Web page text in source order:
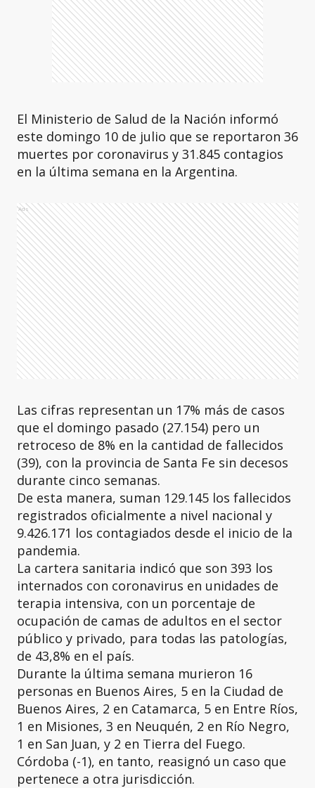
El Ministerio de Salud de la Nación informó
este domingo 10 de julio que se reportaron 36
muertes por coronavirus y 31.845 contagios
en la última semana en la Argentina.
Ads
Las cifras representan un 17% más de casos
que el domingo pasado (27.154) pero un
retroceso de 8% en la cantidad de fallecidos
(39), con la provincia de Santa Fe sin decesos
durante cinco semanas.
De esta manera, suman 129.145 los fallecidos
registrados oficialmente a nivel nacional y
9.426.171 los contagiados desde el inicio de la
pandemia.
La cartera sanitaria indicó que son 393 los
internados con coronavirus en unidades de
terapia intensiva, con un porcentaje de
ocupación de camas de adultos en el sector
público y privado, para todas las patologías,
de 43,8% en el país.
Durante la última semana murieron 16
personas en Buenos Aires, 5 en la Ciudad de
Buenos Aires, 2 en Catamarca, 5 en Entre Ríos,
1 en Misiones, 3 en Neuquén, 2 en Río Negro,
1 en San Juan, y 2 en Tierra del Fuego.
Córdoba (-1), en tanto, reasignó un caso que
pertenece a otra jurisdicción.